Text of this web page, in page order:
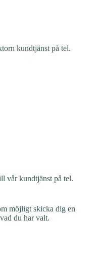
kundtjänst på tel.
vår kundtjänst på tel.
möjligt skicka dig en
du har valt.